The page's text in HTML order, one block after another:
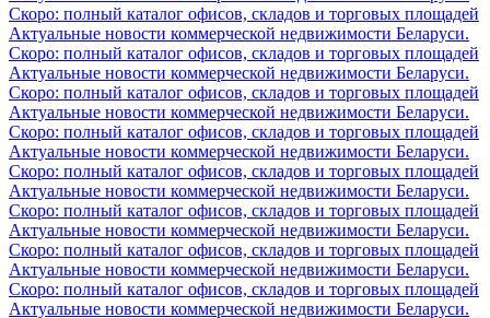
Скоро: полный каталог офисов, складов и торговых площадей
Актуальные новости коммерческой недвижимости Беларуси.
Скоро: полный каталог офисов, складов и торговых площадей
Актуальные новости коммерческой недвижимости Беларуси.
Скоро: полный каталог офисов, складов и торговых площадей
Актуальные новости коммерческой недвижимости Беларуси.
Скоро: полный каталог офисов, складов и торговых площадей
Актуальные новости коммерческой недвижимости Беларуси.
Скоро: полный каталог офисов, складов и торговых площадей
Актуальные новости коммерческой недвижимости Беларуси.
Скоро: полный каталог офисов, складов и торговых площадей
Актуальные новости коммерческой недвижимости Беларуси.
Скоро: полный каталог офисов, складов и торговых площадей
Актуальные новости коммерческой недвижимости Беларуси.
Скоро: полный каталог офисов, складов и торговых площадей
Актуальные новости коммерческой недвижимости Беларуси.